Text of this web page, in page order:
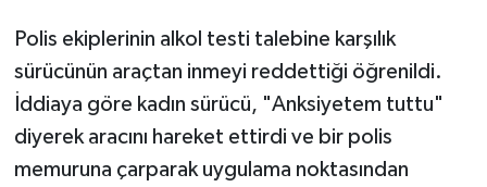
Polis ekiplerinin alkol testi talebine karşılık
sürücünün araçtan inmeyi reddettiği öğrenildi.
İddiaya göre kadın sürücü, "Anksiyetem tuttu"
diyerek aracını hareket ettirdi ve bir polis
memuruna çarparak uygulama noktasından